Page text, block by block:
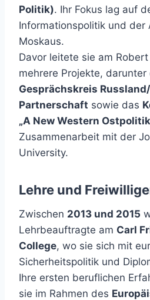
Politik). Ihr Fokus lag auf
Informationspolitik und der
Moskaus.
Davor leitete sie am
mehrere Projekte, darunter
Gesprächskreis
Partnerschaft sowie das
„A New Western
Zusammenarbeit mit der
University.
Lehre und
Zwischen 2013 und 2015
Lehrbeauftragte am Carl
College, wo sie sich mit
Sicherheitspolitik und
Ihre ersten beruflichen
sie im Rahmen des